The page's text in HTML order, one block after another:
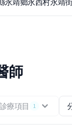
永靖鄉永西村永靖
師
診療項目 1